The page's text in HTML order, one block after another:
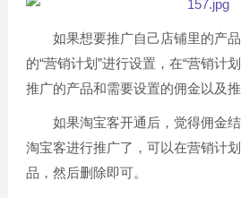
如果想要推广自己店铺里的产品
的“营销计划”进行设置，在“营销计
推广的产品和需要设置的佣金以及推
如果淘宝客开通后，觉得佣金结
淘宝客进行推广了，可以在营销计
品，然后删除即可。